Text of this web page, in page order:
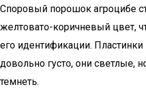
Споровый порошок агроцибе
желтовато-коричневый цвет,
его идентификации.
довольно густо, они светлые,
темнеть.